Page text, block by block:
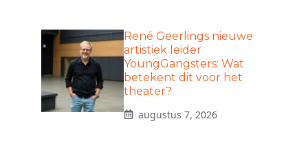
René Geerlings nieuwe
artistiek leider
YoungGangsters: Wat
betekent dit voor het
theater?
augustus 7, 2026